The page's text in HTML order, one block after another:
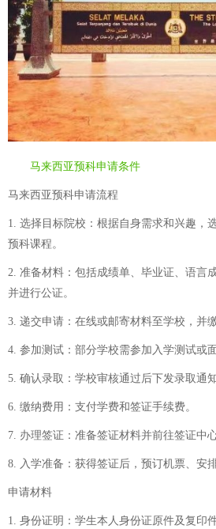
马来西亚预科申请条件
马来西亚预科申请流程
1. 选择目标院校：根据自身需求和兴趣，
预科课程。
2. 准备材料：包括成绩单、毕业证、语言
并进行公证。
3. 递交申请：在线或邮寄材料至学校，并
4. 参加测试：部分学校需参加入学测试或面
5. 确认录取：学校审核通过后下发录取通知
6. 缴纳费用：支付学费和签证手续费。
7. 办理签证：准备签证材料并前往签证中心
8. 入学准备：获得签证后，预订机票、安
申请材料
1. 身份证明：学生本人身份证原件及复印